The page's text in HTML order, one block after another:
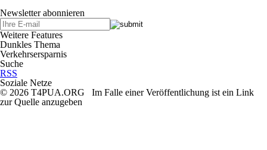
Newsletter abonnieren
Weitere Features
Dunkles Thema
Verkehrsersparnis
Suche
RSS
Soziale Netze
© 2026 T4PUA.ORG Im Falle einer Veröffentlichung ist ein Link
zur Quelle anzugeben